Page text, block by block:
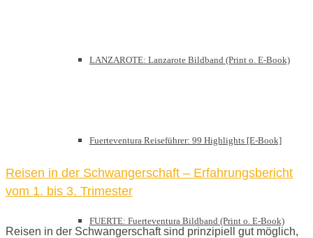
LANZAROTE: Lanzarote Bildband (Print o. E-Book)
Fuerteventura Reiseführer: 99 Highlights [E-Book]
FUERTE: Fuerteventura Bildband (Print o. E-Book)
Reisen in der Schwangerschaft – Erfahrungsbericht
vom 1. bis 3. Trimester
Reisen in der Schwangerschaft sind prinzipiell gut möglich,